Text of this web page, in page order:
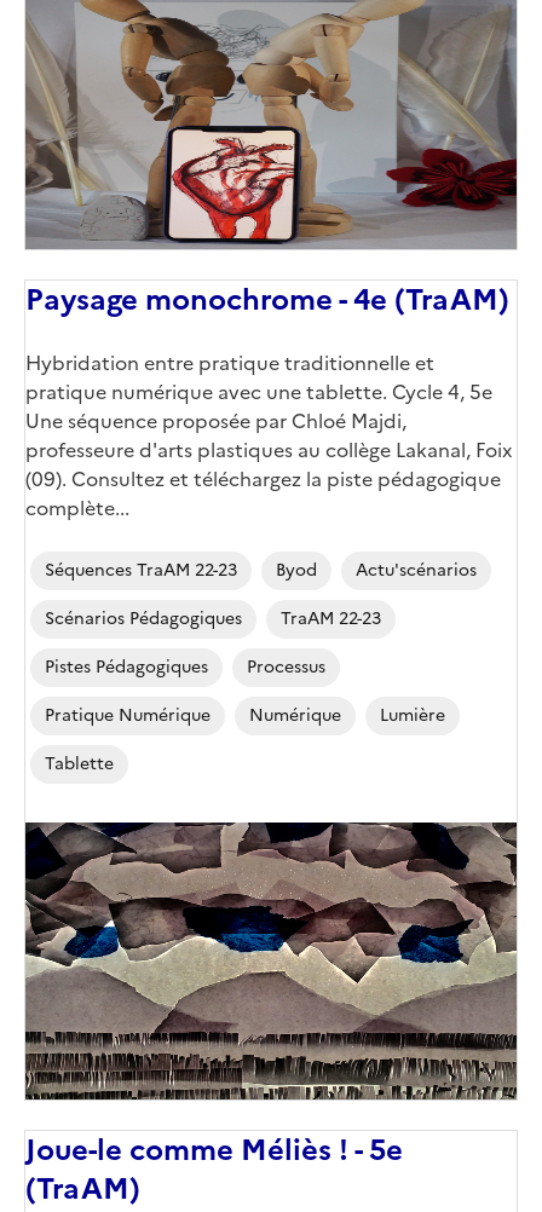
de
couverture
(conseillée)
Paysage monochrome - 4e (TraAM)
Corps
Hybridation entre pratique traditionnelle et
pratique numérique avec une tablette. Cycle 4, 5e
Une séquence proposée par Chloé Majdi,
professeure d'arts plastiques au collège Lakanal, Foix
(09). Consultez et téléchargez la piste pédagogique
complète...
Séquences TraAM 22-23 Byod
Actu'scénarios
Scénarios Pédagogiques
TraAM 22-23
Pistes Pédagogiques
Processus
Pratique Numérique
Numérique
Lumière
Tablette
Image
de
couverture
(conseillée)
Joue-le comme Méliès ! - 5e
(TraAM)